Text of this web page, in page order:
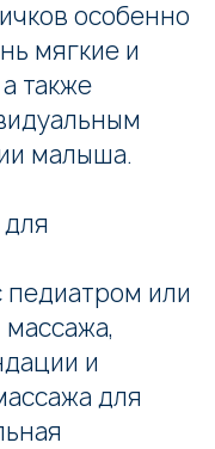
особенно
мягкие и
также
малыша.
педиатром или
и
для